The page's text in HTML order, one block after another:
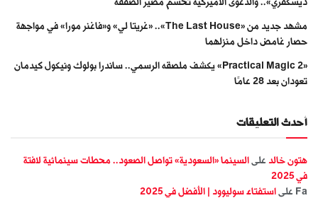
مشهد جديد من «The Last House».. «غريتا لي» و«فاغنر مورا» في مواجهة
حصار غامض داخل منزلهما
«Practical Magic 2» يكشف ملصقه الرسمي.. ساندرا بولوك ونيكول كيدمان
تعودان بعد 28 عامًا
أحدث التعليقات
هتون خالد على السينما «السعودية» تواصل الصعود.. محطات سينمائية لافتة
في 2025
Fa على استفتاء سوليوود | الأفضل في 2025